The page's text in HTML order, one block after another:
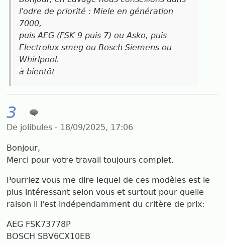
l'odre de priorité : Miele en génération
7000,
puis AEG (FSK 9 puis 7) ou Asko, puis
Electrolux smeg ou Bosch Siemens ou
Whirlpool.
à bientôt
3
De jolibules - 18/09/2025, 17:06
Bonjour,
Merci pour votre travail toujours complet.
Pourriez vous me dire lequel de ces modèles est le
plus intéressant selon vous et surtout pour quelle
raison il l'est indépendamment du critère de prix:
AEG FSK73778P
BOSCH SBV6CX10EB